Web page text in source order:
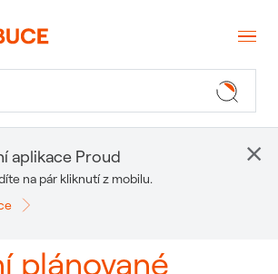
plánované
aplikace Proud
na pár kliknutí z mobilu.
×